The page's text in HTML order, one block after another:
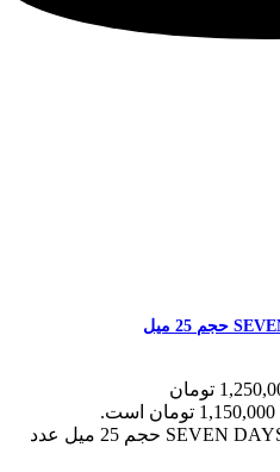
قیمت اصلی 1,250,000 تومان